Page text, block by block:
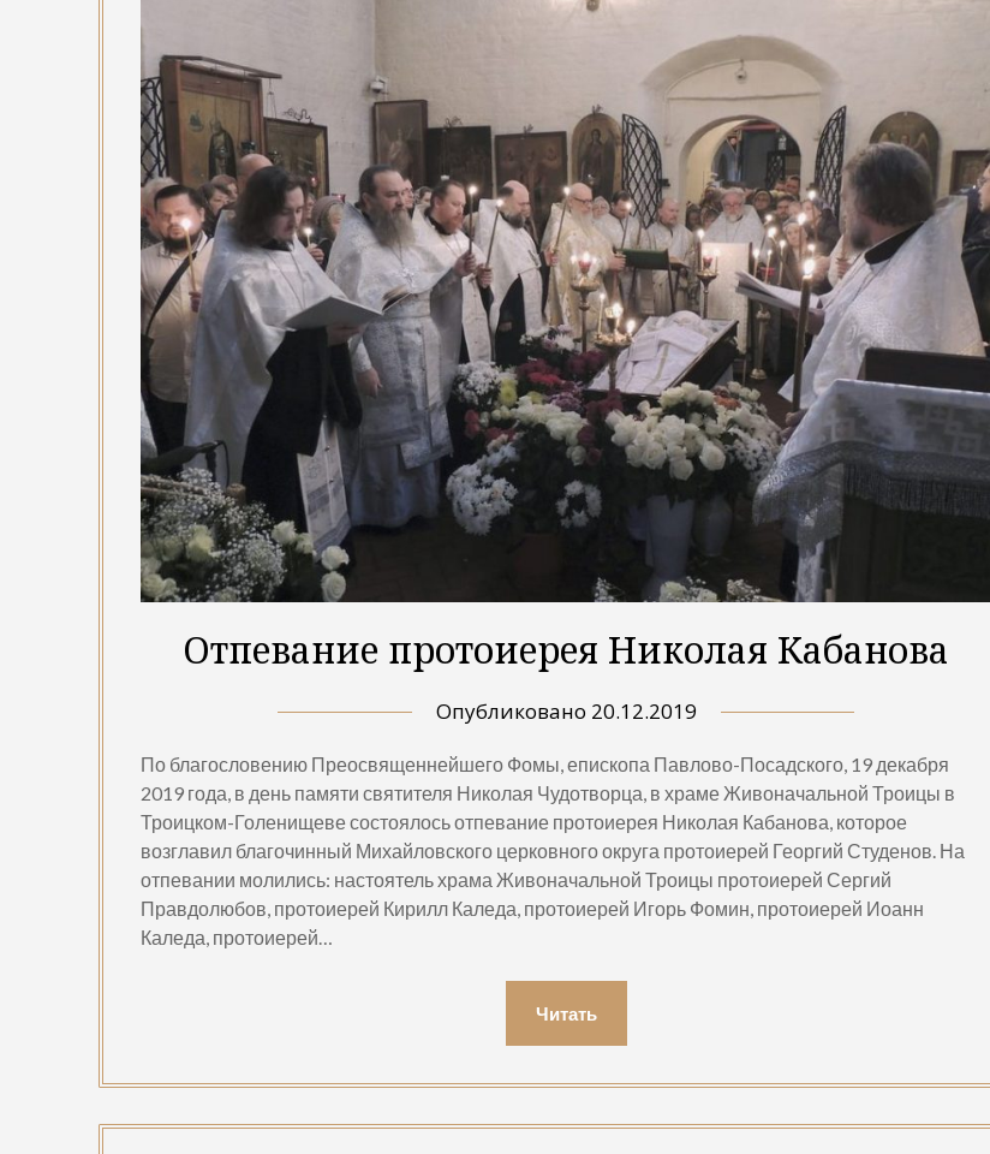
Отпевание протоиерея Николая Кабанова
Опубликовано 20.12.2019
По благословению Преосвященнейшего Фомы, епископа Павлово-Посадского, 19 декабря
2019 года, в день памяти святителя Николая Чудотворца, в храме Живоначальной Троицы в
Троицком-Голенищеве состоялось отпевание протоиерея Николая Кабанова, которое
возглавил благочинный Михайловского церковного округа протоиерей Георгий Студенов. На
отпевании молились: настоятель храма Живоначальной Троицы протоиерей Сергий
Правдолюбов, протоиерей Кирилл Каледа, протоиерей Игорь Фомин, протоиерей Иоанн
Каледа, протоиерей…
Читать